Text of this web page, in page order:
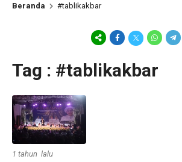
Beranda #tablikakbar
Tag : #tablikakbar
1 tahun lalu